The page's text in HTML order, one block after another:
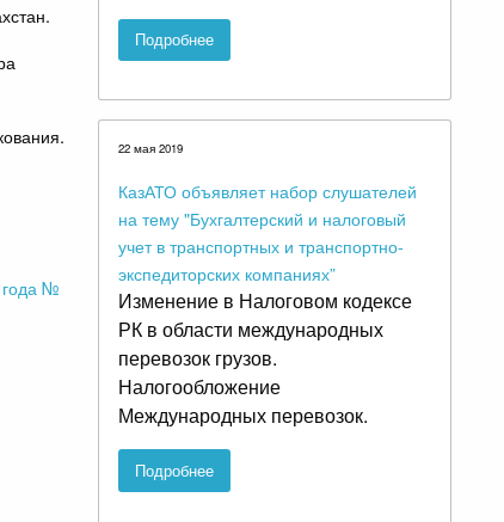
года №
Подробнее
22 мая 2019
КазАТО объявляет набор слушателей
на тему "Бухгалтерский и налоговый
учет в транспортных и транспортно-
экспедиторских компаниях”
Изменение в Налоговом кодексе
РК в области международных
перевозок грузов.
Налогообложение
Международных перевозок.
Подробнее